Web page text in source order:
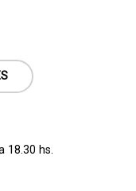
18.30 hs.